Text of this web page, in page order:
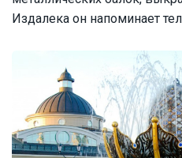
Издалека он напоминает